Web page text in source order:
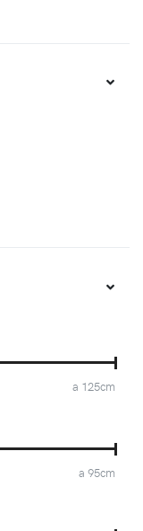
a 125cm
a 95cm